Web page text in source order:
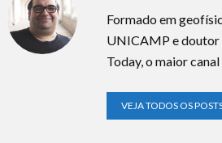
Formado em
UNICAMP e doutor
Today, o maior
VEJA TODOS OS